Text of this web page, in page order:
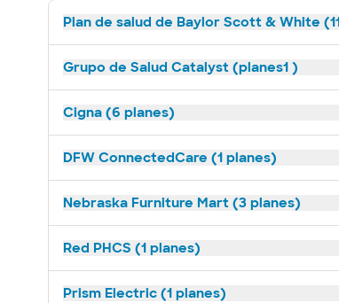
Plan de salud de Baylor Scott & White
Grupo de Salud Catalyst (planes1 )
Cigna (6 planes)
DFW ConnectedCare (1 planes)
Nebraska Furniture Mart (3 planes)
Red PHCS (1 planes)
Prism Electric (1 planes)